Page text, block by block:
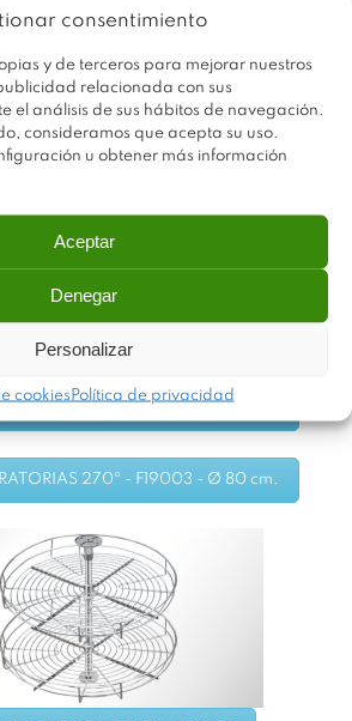
consentimiento
y de terceros para mejorar nuestros
relacionada con sus
el análisis de sus hábitos de navegación.
consideramos que acepta su uso.
u obtener más información
Aceptar
Denegar
Personalizar
cookies Política de privacidad
180º BARRA - F19006 /
F19007
270º - F19002 - Ø 70 cm.
270º - F19003 - Ø 80 cm.